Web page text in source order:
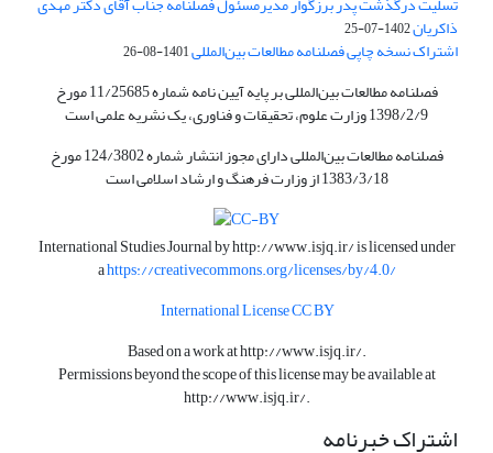
ذاکریان1402-07-25
اشتراک نسخه چاپی فصلنامه مطالعات بین‌المللی1401-08-26
فصلنامه مطالعات بین‌المللی بر پایه آیین نامه شماره 11/25685 مورخ
1398/2/9 وزارت علوم، تحقیقات و فناوری، یک نشریه علمی است
فصلنامه مطالعات بین‌المللی دارای مجوز انتشار شماره 124/3802 مورخ
1383/3/18 از وزارت فرهنگ و ارشاد اسلامی است
International Studies Journal byhttp://www.isjq.ir/is licensed under
ahttps://creativecommons.org/licenses/by/4.0/
International License CC BY
Based on a work athttp://www.isjq.ir/.
Permissions beyond the scope of this license may be available at
http://www.isjq.ir/.
اشتراک خبرنامه